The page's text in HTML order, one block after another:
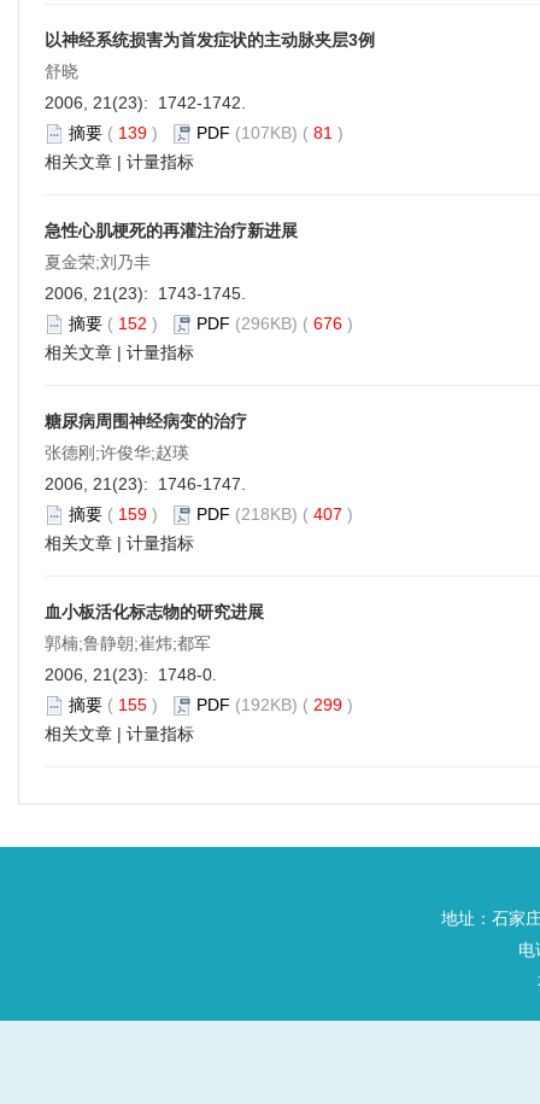
以神经系统损害为首发症状的主动脉夹层3例
舒晓
2006, 21(23): 1742-1742.
摘要 ( 139 ) PDF (107KB) ( 81 )
相关文章 | 计量指标
急性心肌梗死的再灌注治疗新进展
夏金荣;刘乃丰
2006, 21(23): 1743-1745.
摘要 ( 152 ) PDF (296KB) ( 676 )
相关文章 | 计量指标
糖尿病周围神经病变的治疗
张德刚;许俊华;赵瑛
2006, 21(23): 1746-1747.
摘要 ( 159 ) PDF (218KB) ( 407 )
相关文章 | 计量指标
血小板活化标志物的研究进展
郭楠;鲁静朝;崔炜;都军
2006, 21(23): 1748-0.
摘要 ( 155 ) PDF (192KB) ( 299 )
相关文章 | 计量指标
地址：石家